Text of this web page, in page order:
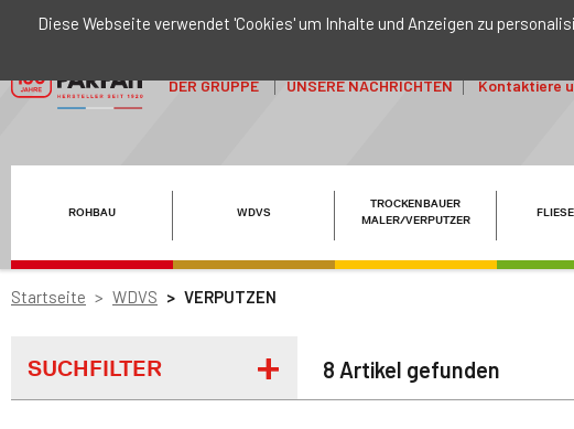
DER GRUPPE UNSERE NACHRICHTEN Kontaktiere
ROHBAU WDVS
TROCKENBAUER
MALER/VERPUTZER
Startseite WDVS VERPUTZEN
SUCHFILTER 8 Artikel gefunden
Diese Webseite verwendet 'Cookies' um Inhalte und Anzeigen zu